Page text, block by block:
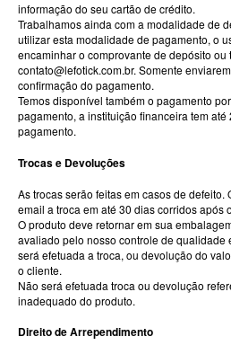
informação do seu cartão de crédito.
Trabalhamos ainda com a modalidade de
utilizar esta modalidade de pagamento, o
encaminhar o comprovante de depósito
contato@lefotick.com.br. Somente
confirmação do pagamento.
Temos disponível também o pagamento
pagamento, a instituição financeira tem
pagamento.
Trocas e Devoluções
As trocas serão feitas em casos de defeito.
email a troca em até 30 dias corridos após
O produto deve retornar em sua
avaliado pelo nosso controle de qualidade
será efetuada a troca, ou devolução do
o cliente.
Não será efetuada troca ou devolução
inadequado do produto.
Direito de Arrependimento